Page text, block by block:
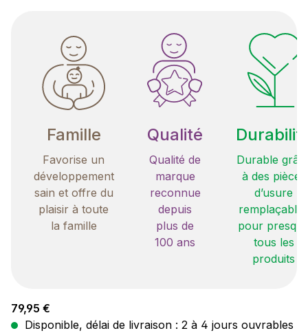
Famille
Favorise un
développement
sain et offre du
plaisir à toute
la famille
Qualité
Qualité de
marque
reconnue
depuis
plus de
100 ans
Durable
à des pièces
d’usure
remplaçables
pour
tous les
produits
Prix régulier :
79,95 €
Disponible, délai de livraison : 2 à 4 jours ouvrables